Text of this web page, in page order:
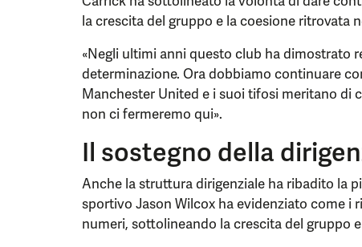
la crescita del gruppo e la coesione ritrovata
«Negli ultimi anni questo club ha dimostrato
determinazione. Ora dobbiamo continuare
Manchester United e i suoi tifosi meritano di
non ci fermeremo qui».
Il sostegno della
Anche la struttura dirigenziale ha ribadito la
sportivo Jason Wilcox ha evidenziato come i
numeri, sottolineando la crescita del gruppo